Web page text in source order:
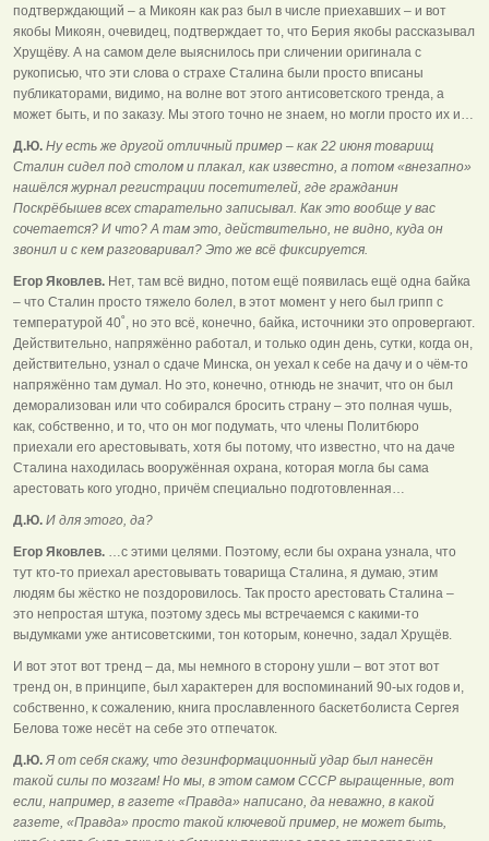
подтверждающий – а Микоян как раз был в числе приехавших – и вот
якобы Микоян, очевидец, подтверждает то, что Берия якобы рассказывал
Хрущёву. А на самом деле выяснилось при сличении оригинала с
рукописью, что эти слова о страхе Сталина были просто вписаны
публикаторами, видимо, на волне вот этого антисоветского тренда, а
может быть, и по заказу. Мы этого точно не знаем, но могли просто их и…
Д.Ю. Ну есть же другой отличный пример – как 22 июня товарищ
Сталин сидел под столом и плакал, как известно, а потом «внезапно»
нашёлся журнал регистрации посетителей, где гражданин
Поскрёбышев всех старательно записывал. Как это вообще у вас
сочетается? И что? А там это, действительно, не видно, куда он
звонил и с кем разговаривал? Это же всё фиксируется.
Егор Яковлев. Нет, там всё видно, потом ещё появилась ещё одна байка
– что Сталин просто тяжело болел, в этот момент у него был грипп с
температурой 40˚, но это всё, конечно, байка, источники это опровергают.
Действительно, напряжённо работал, и только один день, сутки, когда он,
действительно, узнал о сдаче Минска, он уехал к себе на дачу и о чём-то
напряжённо там думал. Но это, конечно, отнюдь не значит, что он был
деморализован или что собирался бросить страну – это полная чушь,
как, собственно, и то, что он мог подумать, что члены Политбюро
приехали его арестовывать, хотя бы потому, что известно, что на даче
Сталина находилась вооружённая охрана, которая могла бы сама
арестовать кого угодно, причём специально подготовленная…
Д.Ю. И для этого, да?
Егор Яковлев. …с этими целями. Поэтому, если бы охрана узнала, что
тут кто-то приехал арестовывать товарища Сталина, я думаю, этим
людям бы жёстко не поздоровилось. Так просто арестовать Сталина –
это непростая штука, поэтому здесь мы встречаемся с какими-то
выдумками уже антисоветскими, тон которым, конечно, задал Хрущёв.
И вот этот вот тренд – да, мы немного в сторону ушли – вот этот вот
тренд он, в принципе, был характерен для воспоминаний 90-ых годов и,
собственно, к сожалению, книга прославленного баскетболиста Сергея
Белова тоже несёт на себе это отпечаток.
Д.Ю.Я от себя скажу, что дезинформационный удар был нанесён
такой силы по мозгам! Но мы, в этом самом СССР выращенные, вот
если, например, в газете «Правда» написано, да неважно, в какой
газете, «Правда» просто такой ключевой пример, не может быть,